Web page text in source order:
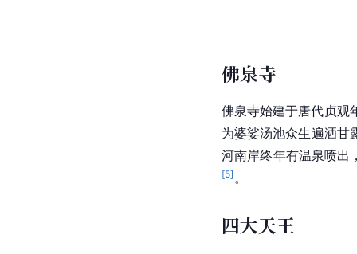
佛泉寺
佛泉寺始建于唐代贞观
为婆娑汤池众生遍洒甘
河南岸终年有温泉喷出
[5] 。
四大天王